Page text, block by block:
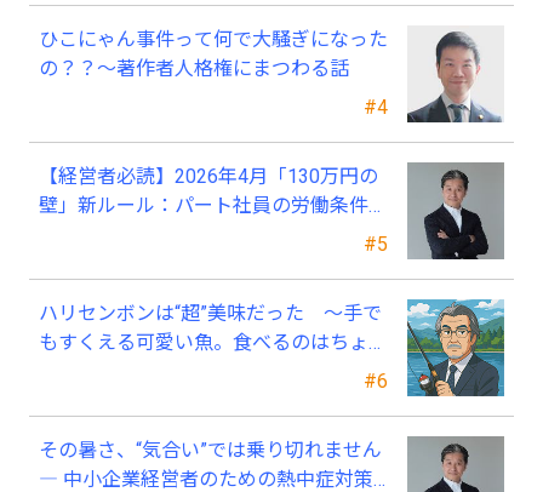
#4
ひこにゃん事件って何で大騒ぎになった
の？？～著作者人格権にまつわる話
#5
【経営者必読】2026年4月「130万円の
壁」新ルール：パート社員の労働条件通
#6
ハリセンボンは“超”美味だった ～手で
もすくえる可愛い魚。食べるのはちょっ
その暑さ、“気合い”では乗り切れません
― 中小企業経営者のための熱中症対策